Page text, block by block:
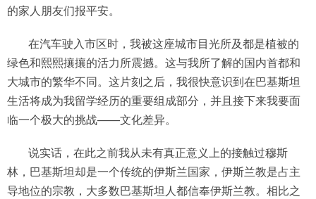
的家人朋友们报平安。
在汽车驶入市区时，我被这座城市目光所及都是植被的
绿色和熙熙攘攘的活力所震撼。这与我所了解的国内首都和
大城市的繁华不同。这片刻之后，我很快意识到在巴基斯坦
生活将成为我留学经历的重要组成部分，并且接下来我要面
临一个极大的挑战——文化差异。
说实话，在此之前我从未有真正意义上的接触过穆斯
林，巴基斯坦却是一个传统的伊斯兰国家，伊斯兰教是占主
导地位的宗教，大多数巴基斯坦人都信奉伊斯兰教。相比之